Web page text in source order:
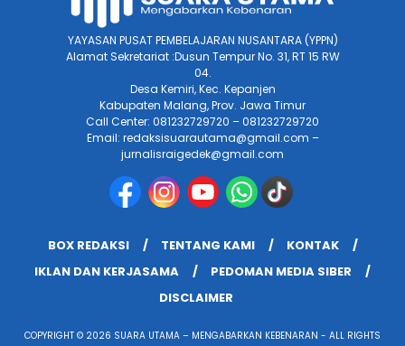
YAYASAN PUSAT PEMBELAJARAN NUSANTARA (YPPN)
Alamat Sekretariat :Dusun Tempur No. 31, RT 15 RW
04.
Desa Kemiri, Kec. Kepanjen
Kabupaten Malang, Prov. Jawa Timur
Call Center: 081232729720 – 081232729720
Email: redaksisuarautama@gmail.com –
jurnalisraigedek@gmail.com
BOX REDAKSI TENTANG KAMI
KONTAK
IKLAN DAN KERJASAMA
PEDOMAN MEDIA SIBER
DISCLAIMER
COPYRIGHT © 2026 SUARA UTAMA – MENGABARKAN KEBENARAN - ALL RIGHTS